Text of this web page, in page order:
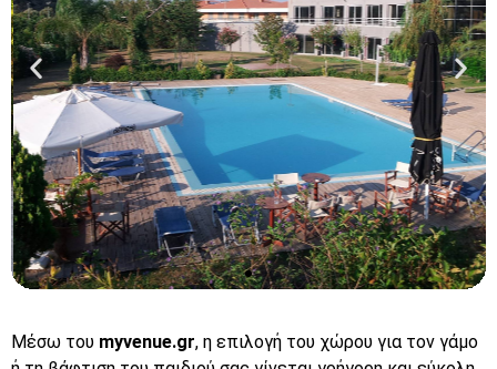
Aquadome
Μέσω του myvenue.gr, η επιλογή του χώρου για τον γάμο